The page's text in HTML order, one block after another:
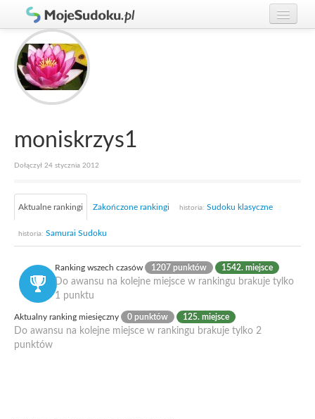
Graj w Sudoku!
Zasady Sudoku
Rankingi
moniskrzys1
Dołączył 24 stycznia 2012
Aktualne rankingi Zakończone rankingi historia: Sudoku klasyczne
historia: Samurai Sudoku
Ranking wszech czasów 1207 punktów 1542. miejsce
Do awansu na kolejne miejsce w rankingu brakuje tylko
1 punktu
Aktualny ranking miesięczny 0 punktów 125. miejsce
Do awansu na kolejne miejsce w rankingu brakuje tylko 2
punktów